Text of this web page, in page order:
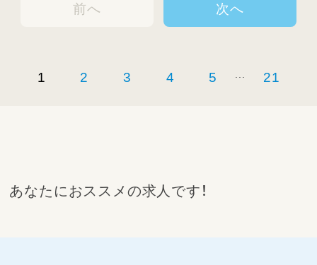
前へ
1 2 3 4 5 21
次へ
あなたにおススメの求人です！